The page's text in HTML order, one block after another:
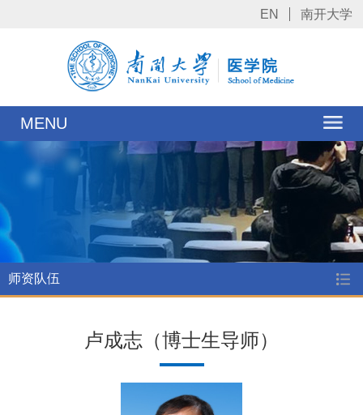
EN 南开大学
MENU
师资队伍
卢成志（博士生导师）